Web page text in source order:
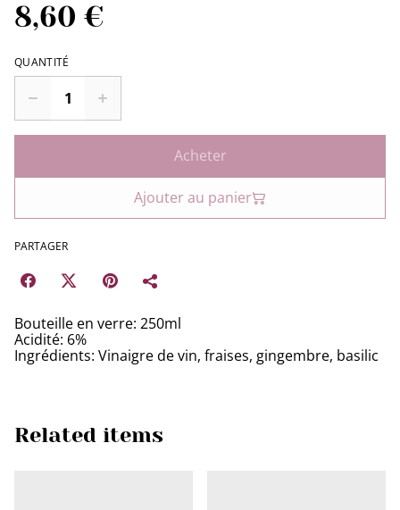
8,60 €
QUANTITÉ
Acheter
Ajouter au panier
PARTAGER
Bouteille en verre: 250ml
Acidité: 6%
Ingrédients: Vinaigre de vin, fraises, gingembre, basilic
Related items